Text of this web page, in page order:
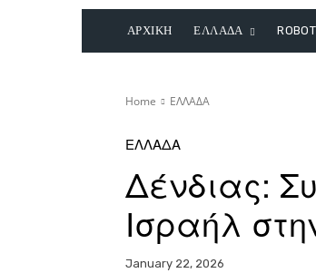
ΑΡΧΙΚΗ ΕΛΛΑΔΑ
Home ΕΛΛΑΔΑ
ΕΛΛΑΔΑ
Δένδιας:
Ισραήλ
January 22, 2026